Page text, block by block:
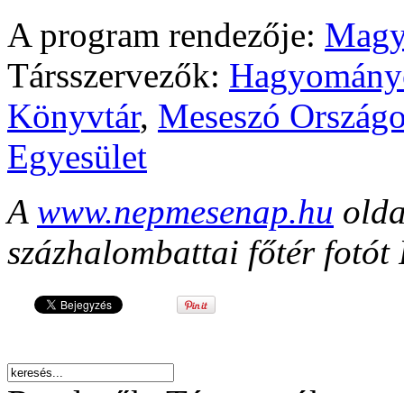
A program rendezője:
Társszervezők:
Könyvtár, Meseszó
Egyesület
A www.nepmesenap.hu
százhalombattai főtér fotót